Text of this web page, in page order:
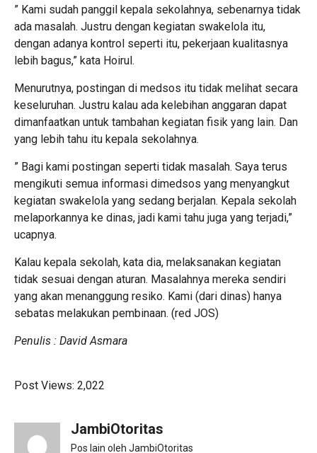
” Kami sudah panggil kepala sekolahnya, sebenarnya tidak
ada masalah. Justru dengan kegiatan swakelola itu,
dengan adanya kontrol seperti itu, pekerjaan kualitasnya
lebih bagus,” kata Hoirul.
Menurutnya, postingan di medsos itu tidak melihat secara
keseluruhan. Justru kalau ada kelebihan anggaran dapat
dimanfaatkan untuk tambahan kegiatan fisik yang lain. Dan
yang lebih tahu itu kepala sekolahnya.
” Bagi kami postingan seperti tidak masalah. Saya terus
mengikuti semua informasi dimedsos yang menyangkut
kegiatan swakelola yang sedang berjalan. Kepala sekolah
melaporkannya ke dinas, jadi kami tahu juga yang terjadi,”
ucapnya.
Kalau kepala sekolah, kata dia, melaksanakan kegiatan
tidak sesuai dengan aturan. Masalahnya mereka sendiri
yang akan menanggung resiko. Kami (dari dinas) hanya
sebatas melakukan pembinaan. (red JOS)
Penulis : David Asmara
Post Views: 2,022
JambiOtoritas
Pos lain oleh JambiOtoritas